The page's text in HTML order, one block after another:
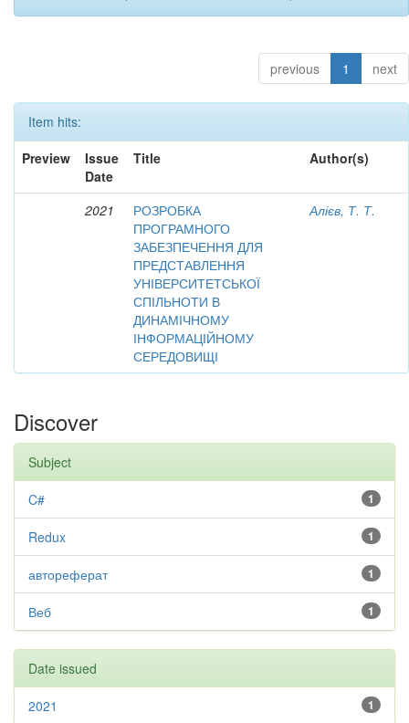
previous 1 next
Item hits:
Preview
Issue
Date
Title Author(s)
2021
РОЗРОБКА
ПРОГРАМНОГО
ЗАБЕЗПЕЧЕННЯ ДЛЯ
ПРЕДСТАВЛЕННЯ
УНІВЕРСИТЕТСЬКОЇ
СПІЛЬНОТИ В
ДИНАМІЧНОМУ
ІНФОРМАЦІЙНОМУ
СЕРЕДОВИЩІ
Алієв, Т. Т.
Discover
Subject
1
C#
1
Redux
1
автореферат
1
Веб
Date issued
1
2021